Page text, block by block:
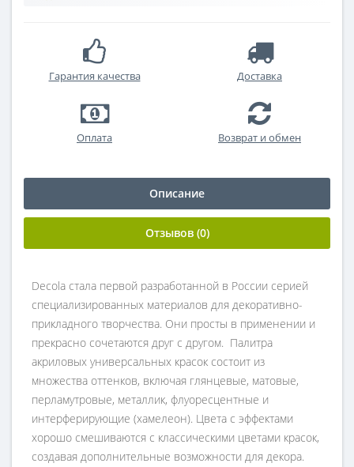
Гарантия качества Доставка
Оплата Возврат и обмен
Описание
Отзывов (0)
Decola стала первой разработанной в России серией
специализированных материалов для декоративно-
прикладного творчества. Они просты в применении и
прекрасно сочетаются друг с другом. Палитра
акриловых универсальных красок состоит из
множества оттенков, включая глянцевые, матовые,
перламутровые, металлик, флуоресцентные и
интерферирующие (хамелеон). Цвета с эффектами
хорошо смешиваются с классическими цветами красок,
создавая дополнительные возможности для декора.